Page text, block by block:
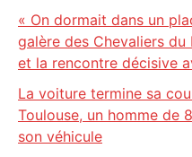
« On dormait dans un
galère des Chevaliers du
et la rencontre décisive
La voiture termine sa
Toulouse, un homme de
son véhicule